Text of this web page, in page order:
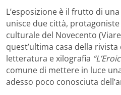
L’esposizione è il frutto di
unisce due città,
culturale del Novecento
quest’ultima casa della
letteratura e xilografia
comune di mettere in luce
adesso poco conosciuta